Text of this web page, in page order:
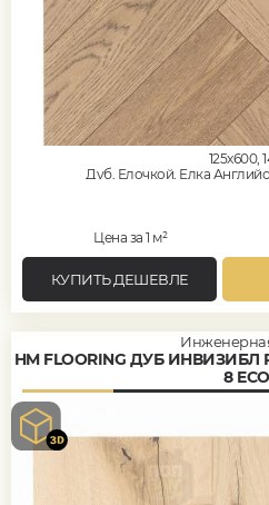
125x600,
Дуб, Елочкой, Елка
Цена за 1 м²
КУПИТЬ ДЕШЕВЛЕ
HM FLOORING ДУБ ИНВИЗИБЛ
8